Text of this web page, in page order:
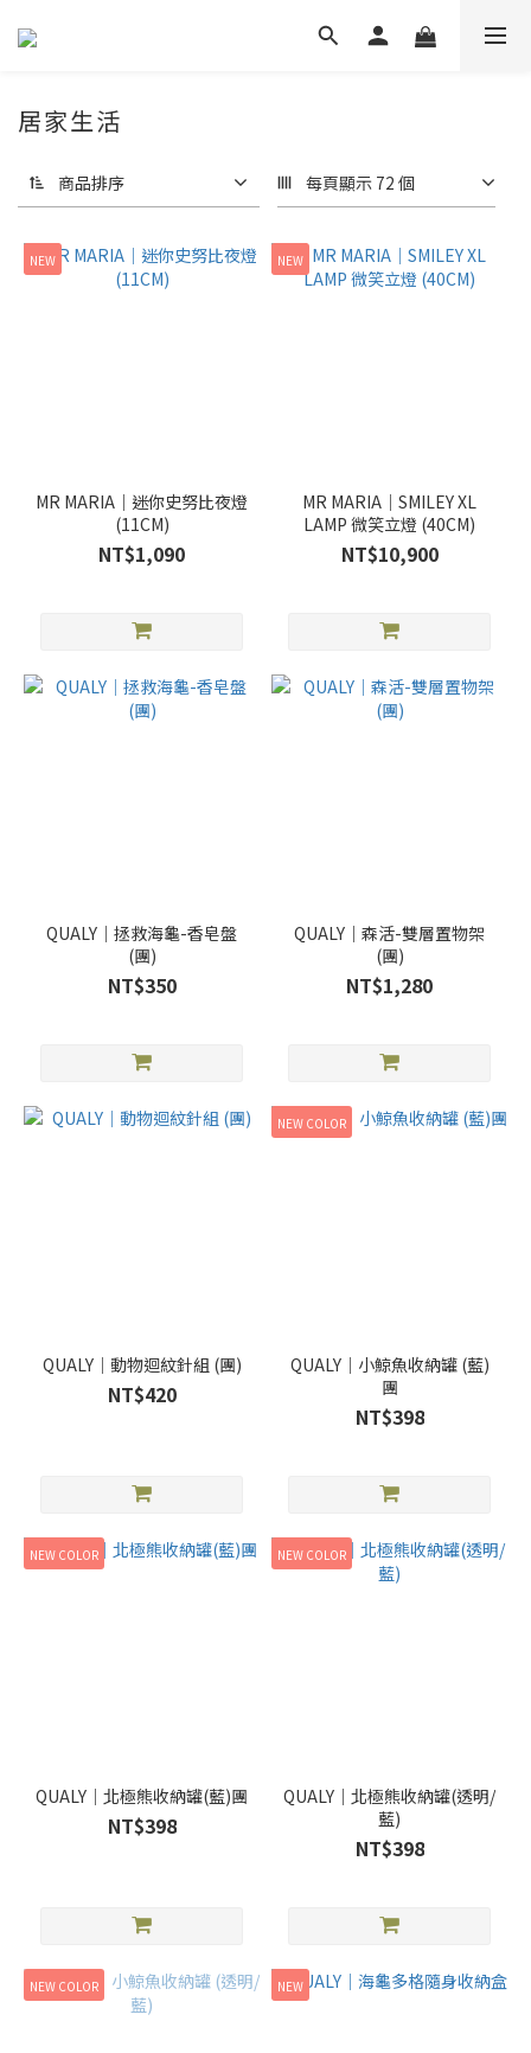
居家生活
商品排序 每頁顯示 72 個
NEW
MR MARIA｜迷你史努比夜燈
(11CM)
NT$1,090
NEW
MR MARIA｜SMILEY XL
LAMP 微笑立燈 (40CM)
NT$10,900
QUALY｜拯救海龜-香皂盤
(團)
NT$350
QUALY｜森活-雙層置物架
(團)
NT$1,280
QUALY｜動物迴紋針組 (團)
NT$420
NEW COLOR
QUALY｜小鯨魚收納罐 (藍)
團
NT$398
NEW COLOR
QUALY｜北極熊收納罐(藍)團
NT$398
NEW COLOR
QUALY｜北極熊收納罐(透明/
藍)
NT$398
NEW COLOR NEW